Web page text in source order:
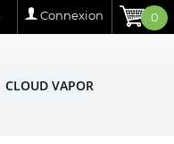
0
Connexion
CLOUD VAPOR